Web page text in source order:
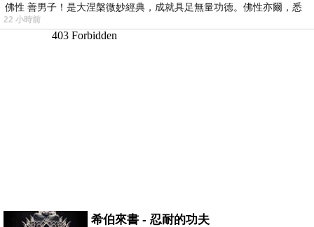
佛性 善男子！是大涅槃微妙經典，成就具足無量功德。佛性亦爾，悉
22 小時前
希伯來書 - 忍耐的功夫